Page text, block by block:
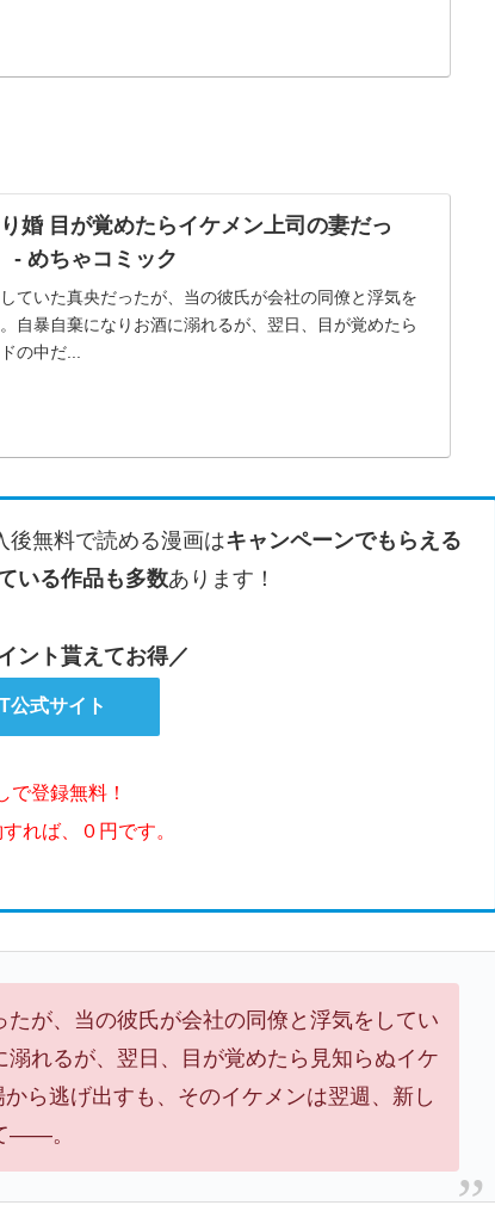
婚 目が覚めたらイケメン上司の妻だっ
- めちゃコミック
ていた真央だったが、当の彼氏が会社の同僚と浮気を
自暴自棄になりお酒に溺れるが、翌日、目が覚めたら
の中だ...
後無料で読める漫画はキャンペーンでもらえる
いる作品も多数あります！
ント貰えてお得／
公式サイト
で登録無料！
れば、０円です。
が、当の彼氏が会社の同僚と浮気をしてい
れるが、翌日、目が覚めたら見知らぬイケ
ら逃げ出すも、そのイケメンは翌週、新し
――。